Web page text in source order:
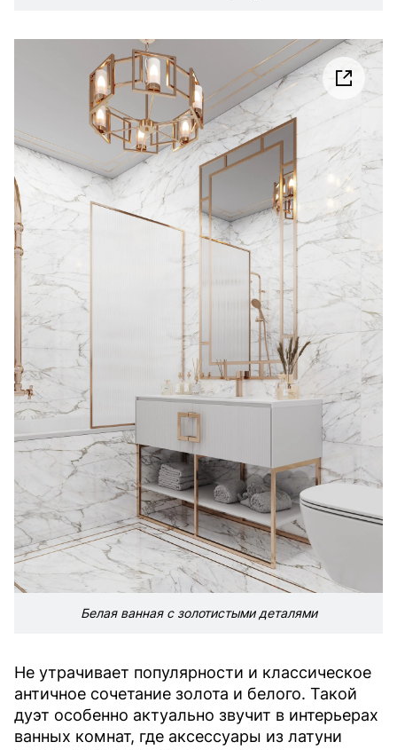
Белая ванная с золотистыми деталями
Не утрачивает популярности и классическое
античное сочетание золота и белого. Такой
дуэт особенно актуально звучит в интерьерах
ванных комнат, где аксессуары из латуни